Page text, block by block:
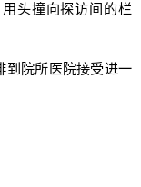
头撞向探访间的栏
院所医院接受进一